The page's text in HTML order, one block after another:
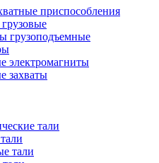
приспособления
грузоподъемные
электромагниты
захваты
тали
тали